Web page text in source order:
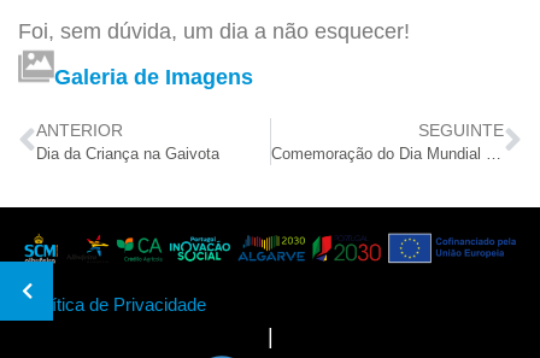
Foi, sem dúvida, um dia a não esquecer!
Galeria de Imagens
ANTERIOR
Dia da Criança na Gaivota
SEGUINTE
Política de Privacidade
|